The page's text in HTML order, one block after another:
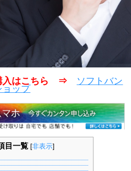
入はこちら ⇒ ソフトバン
ョップ
目一覧 [非表示]